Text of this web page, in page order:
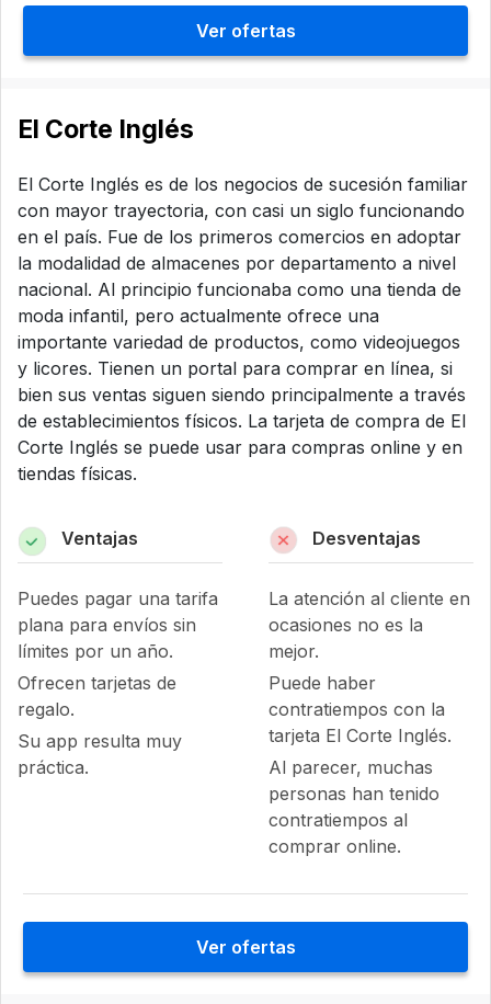
Ver ofertas
El Corte Inglés
El Corte Inglés es de los negocios de sucesión familiar
con mayor trayectoria, con casi un siglo funcionando
en el país. Fue de los primeros comercios en adoptar
la modalidad de almacenes por departamento a nivel
nacional. Al principio funcionaba como una tienda de
moda infantil, pero actualmente ofrece una
importante variedad de productos, como videojuegos
y licores. Tienen un portal para comprar en línea, si
bien sus ventas siguen siendo principalmente a través
de establecimientos físicos. La tarjeta de compra de El
Corte Inglés se puede usar para compras online y en
tiendas físicas.
Ventajas
Puedes pagar una tarifa
plana para envíos sin
límites por un año.
Ofrecen tarjetas de
regalo.
Su app resulta muy
práctica.
Desventajas
La atención al cliente en
ocasiones no es la
mejor.
Puede haber
contratiempos con la
tarjeta El Corte Inglés.
Al parecer, muchas
personas han tenido
contratiempos al
comprar online.
Ver ofertas